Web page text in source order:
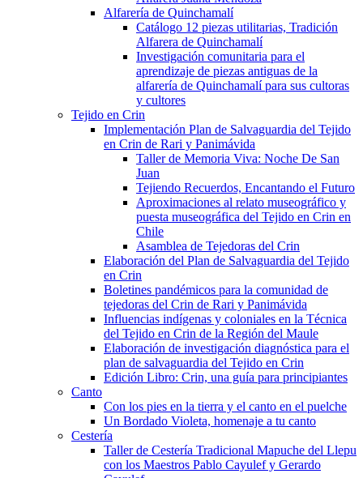
Alfarería de Quinchamalí
Catálogo 12 piezas utilitarias, Tradición
Alfarera de Quinchamalí
Investigación comunitaria para el
aprendizaje de piezas antiguas de la
alfarería de Quinchamalí para sus cultoras
y cultores
Tejido en Crin
Implementación Plan de Salvaguardia del Tejido
en Crin de Rari y Panimávida
Taller de Memoria Viva: Noche De San
Juan
Tejiendo Recuerdos, Encantando el Futuro
Aproximaciones al relato museográfico y
puesta museográfica del Tejido en Crin en
Chile
Asamblea de Tejedoras del Crin
Elaboración del Plan de Salvaguardia del Tejido
en Crin
Boletines pandémicos para la comunidad de
tejedoras del Crin de Rari y Panimávida
Influencias indígenas y coloniales en la Técnica
del Tejido en Crin de la Región del Maule
Elaboración de investigación diagnóstica para el
plan de salvaguardia del Tejido en Crin
Edición Libro: Crin, una guía para principiantes
Canto
Con los pies en la tierra y el canto en el puelche
Un Bordado Violeta, homenaje a tu canto
Cestería
Taller de Cestería Tradicional Mapuche del Llepu
con los Maestros Pablo Cayulef y Gerardo